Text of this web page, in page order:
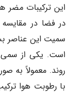
این ترکیبات مضر
در فضا در مقایسه
سمیت این عناصر
است. یکی از سمی
روند. معمولاً به